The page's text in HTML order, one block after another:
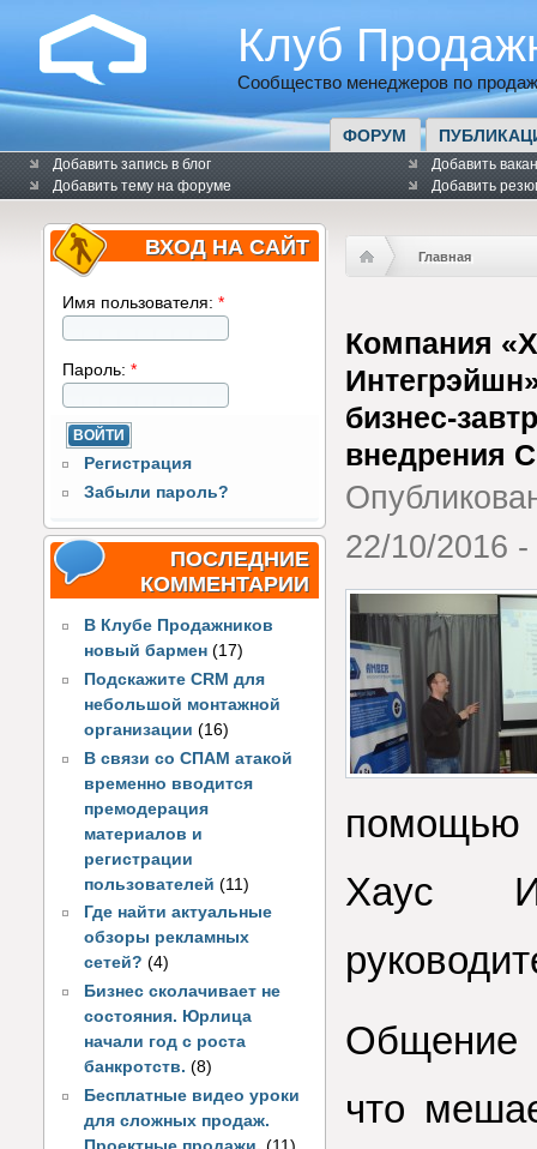
Клуб
Сообщество менеджеров по
ФОРУМ
Добавить запись в блог
Добавить тему на форуме
Добавить
Добавить
ВХОД НА САЙТ
Имя пользователя: *
Пароль: *
Регистрация
Забыли пароль?
ПОСЛЕДНИЕ
КОММЕНТАРИИ
В Клубе Продажников
новый бармен (17)
Подскажите CRM для
небольшой монтажной
организации (16)
В связи со СПАМ атакой
временно вводится
премодерация
материалов и
регистрации
пользователей(11)
Где найти актуальные
обзоры рекламных
сетей? (4)
Бизнес сколачивает не
состояния. Юрлица
начали год с роста
банкротств. (8)
Бесплатные видео уроки
для сложных продаж.
Главная
Компания
бизнес-
внедрения
22/10/2016
помощью
Хаус
Общение
что